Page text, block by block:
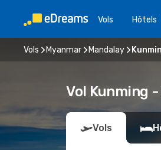
Vols Hôtels
Vols Myanmar Mandalay
Vol Kunming
Vols